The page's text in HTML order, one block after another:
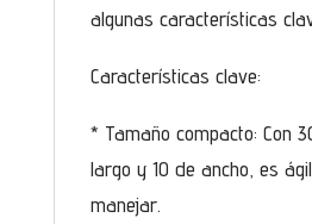
algunas características
Características clave:
* Tamaño compacto: Con
largo y 10 de ancho, es
manejar.